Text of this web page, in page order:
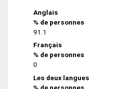
Anglais
% de personnes
91.1
Français
% de personnes
0
Les deux langues